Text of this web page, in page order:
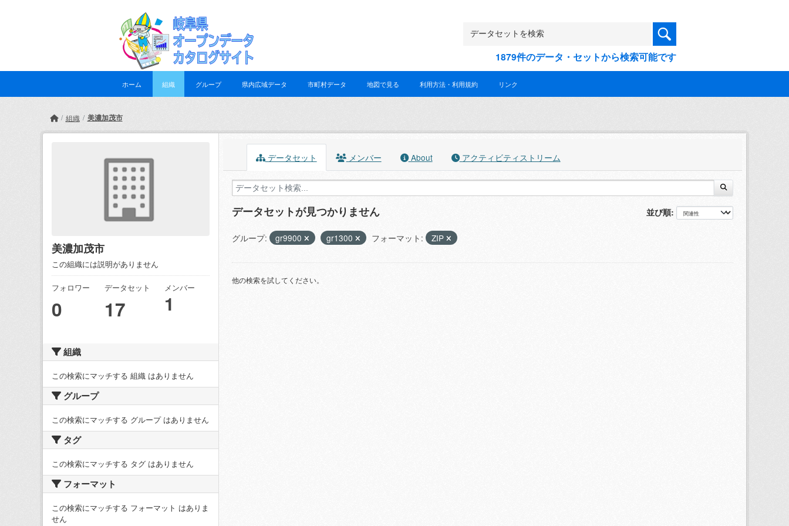
1879件のデータ・セットから検索可能です
ホーム 組織 グループ 県内広域データ 市町村データ 地図で見る 利用方法・利用規約 リンク
組織 美濃加茂市
美濃加茂市
この組織には説明がありません
フォロワー
0
データセット
17
メンバー
1
組織
この検索にマッチする 組織 はありません
グループ
この検索にマッチする グループ はありません
タグ
この検索にマッチする タグ はありません
フォーマット
この検索にマッチする フォーマット はありま
せん
データセット メンバー About アクティビティストリーム
並び順
データセットが見つかりません
グループ: gr9900 gr1300 フォーマット: ZIP
他の検索を試してください。